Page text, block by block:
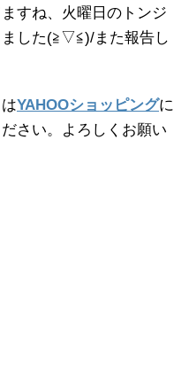
すね、火曜日のトンジ
した(≧▽≦)/また報告し
YAHOOショッピングに
さい。よろしくお願い